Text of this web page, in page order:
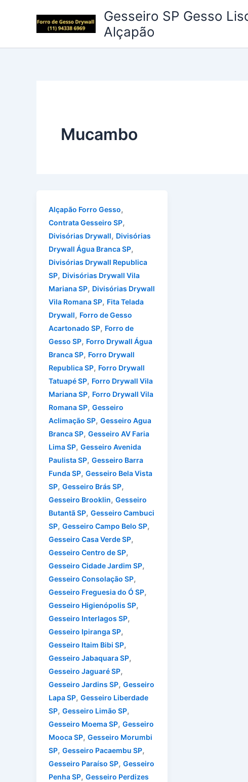
conteúdo
Gesseiro SP Gesso
Alçapão
Mucambo
Alçapão Forro Gesso,
Contrata Gesseiro SP,
Divisórias Drywall, Divisórias
Drywall Água Branca SP,
Divisórias Drywall Republica
SP, Divisórias Drywall Vila
Mariana SP, Divisórias Drywall
Vila Romana SP, Fita Telada
Drywall, Forro de Gesso
Acartonado SP, Forro de
Gesso SP, Forro Drywall Água
Branca SP, Forro Drywall
Republica SP, Forro Drywall
Tatuapé SP, Forro Drywall Vila
Mariana SP, Forro Drywall Vila
Romana SP, Gesseiro
Aclimação SP, Gesseiro Agua
Branca SP, Gesseiro AV Faria
Lima SP, Gesseiro Avenida
Paulista SP, Gesseiro Barra
Funda SP, Gesseiro Bela Vista
SP, Gesseiro Brás SP,
Gesseiro Brooklin, Gesseiro
Butantã SP, Gesseiro Cambuci
SP, Gesseiro Campo Belo SP,
Gesseiro Casa Verde SP,
Gesseiro Centro de SP,
Gesseiro Cidade Jardim SP,
Gesseiro Consolação SP,
Gesseiro Freguesia do Ó SP,
Gesseiro Higienópolis SP,
Gesseiro Interlagos SP,
Gesseiro Ipiranga SP,
Gesseiro Itaim Bibi SP,
Gesseiro Jabaquara SP,
Gesseiro Jaguaré SP,
Gesseiro Jardins SP, Gesseiro
Lapa SP, Gesseiro Liberdade
SP, Gesseiro Limão SP,
Gesseiro Moema SP, Gesseiro
Mooca SP, Gesseiro Morumbi
SP, Gesseiro Pacaembu SP,
Gesseiro Paraíso SP, Gesseiro
Penha SP, Gesseiro Perdizes